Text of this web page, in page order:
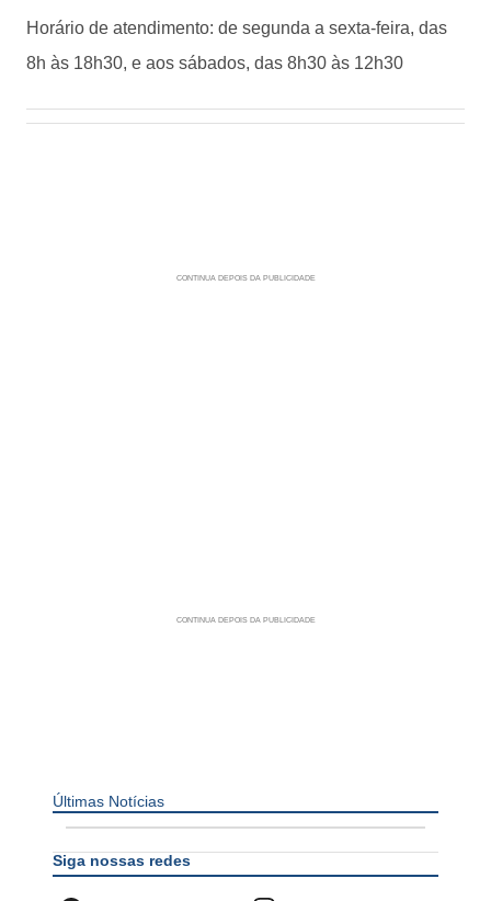
Horário de atendimento: de segunda a sexta-feira, das
8h às 18h30, e aos sábados, das 8h30 às 12h30
Últimas Notícias
Siga nossas redes